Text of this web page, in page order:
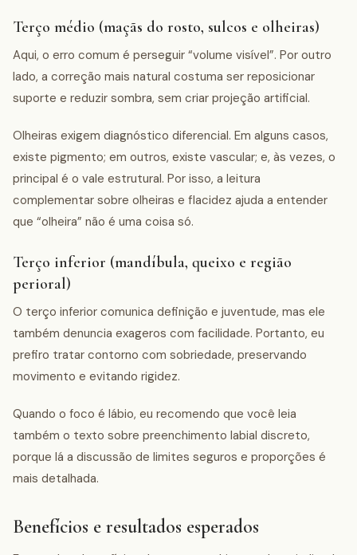
Terço médio (maçãs do rosto, sulcos e olheiras)
Aqui, o erro comum é perseguir “volume visível”. Por outro
lado, a correção mais natural costuma ser reposicionar
suporte e reduzir sombra, sem criar projeção artificial.
Olheiras exigem diagnóstico diferencial. Em alguns casos,
existe pigmento; em outros, existe vascular; e, às vezes, o
principal é o vale estrutural. Por isso, a leitura
complementar sobre olheiras e flacidez ajuda a entender
que “olheira” não é uma coisa só.
Terço inferior (mandíbula, queixo e região
perioral)
O terço inferior comunica definição e juventude, mas ele
também denuncia exageros com facilidade. Portanto, eu
prefiro tratar contorno com sobriedade, preservando
movimento e evitando rigidez.
Quando o foco é lábio, eu recomendo que você leia
também o texto sobre preenchimento labial discreto,
porque lá a discussão de limites seguros e proporções é
mais detalhada.
Benefícios e resultados esperados